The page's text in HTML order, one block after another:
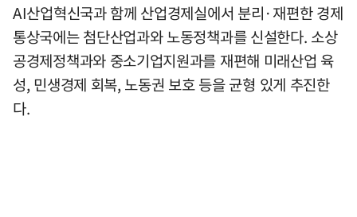
AI산업혁신국과 함께 산업경제실에서 분리·재편한 경제
통상국에는 첨단산업과와 노동정책과를 신설한다. 소상
공경제정책과와 중소기업지원과를 재편해 미래산업 육
성, 민생경제 회복, 노동권 보호 등을 균형 있게 추진한
다.